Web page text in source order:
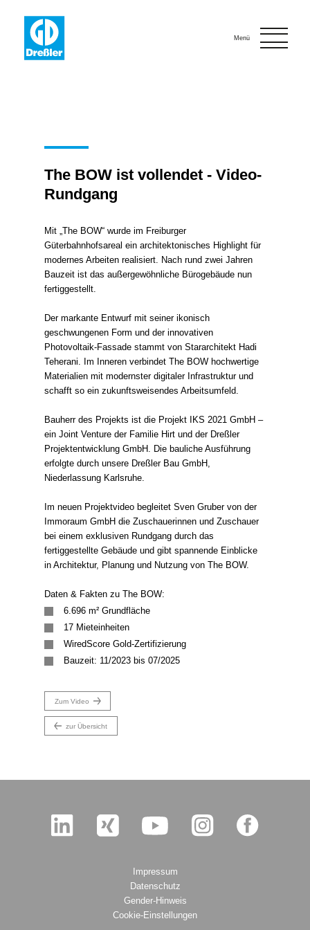
Menü
The BOW ist vollendet - Video-
Rundgang
Mit „The BOW“ wurde im Freiburger
Güterbahnhofsareal ein architektonisches Highlight für
modernes Arbeiten realisiert. Nach rund zwei Jahren
Bauzeit ist das außergewöhnliche Bürogebäude nun
fertiggestellt.
Der markante Entwurf mit seiner ikonisch
geschwungenen Form und der innovativen
Photovoltaik-Fassade stammt von Stararchitekt Hadi
Teherani. Im Inneren verbindet The BOW hochwertige
Materialien mit modernster digitaler Infrastruktur und
schafft so ein zukunftsweisendes Arbeitsumfeld.
Bauherr des Projekts ist die Projekt IKS 2021 GmbH –
ein Joint Venture der Familie Hirt und der Dreßler
Projektentwicklung GmbH. Die bauliche Ausführung
erfolgte durch unsere Dreßler Bau GmbH,
Niederlassung Karlsruhe.
Im neuen Projektvideo begleitet Sven Gruber von der
Immoraum GmbH die Zuschauerinnen und Zuschauer
bei einem exklusiven Rundgang durch das
fertiggestellte Gebäude und gibt spannende Einblicke
in Architektur, Planung und Nutzung von The BOW.
Daten & Fakten zu The BOW:
6.696 m² Grundfläche
17 Mieteinheiten
WiredScore Gold-Zertifizierung
Bauzeit: 11/2023 bis 07/2025
Zum Video
zur Übersicht
Navigation überspringen
Impressum
Datenschutz
Gender-Hinweis
Cookie-Einstellungen